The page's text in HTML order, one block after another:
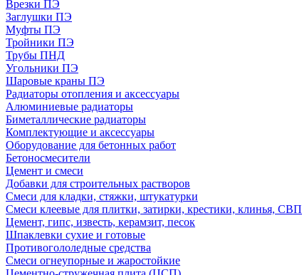
Врезки ПЭ
Заглушки ПЭ
Муфты ПЭ
Тройники ПЭ
Трубы ПНД
Угольники ПЭ
Шаровые краны ПЭ
Радиаторы отопления и аксессуары
Алюминиевые радиаторы
Биметаллические радиаторы
Комплектующие и аксессуары
Оборудование для бетонных работ
Бетоносмесители
Цемент и смеси
Добавки для строительных растворов
Смеси для кладки, стяжки, штукатурки
Смеси клеевые для плитки, затирки, крестики, клинья, СВП
Цемент, гипс, известь, керамзит, песок
Шпаклевки сухие и готовые
Противогололедные средства
Смеси огнеупорные и жаростойкие